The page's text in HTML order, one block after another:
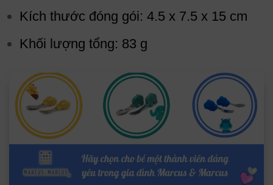
Kích thước đóng gói: 4.5 x 7.5 x 15 cm
Khối lượng tổng: 83 g